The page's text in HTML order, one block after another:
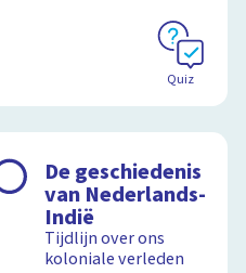
Quiz
De geschiedenis
van Nederlands-
Indië
Tijdlijn over ons
koloniale verleden